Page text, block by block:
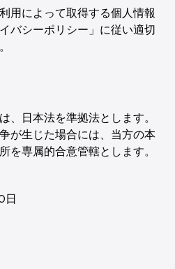
用によって取得する個人情報
バシーポリシー」に従い適切
、日本法を準拠法とします。
が生じた場合には、当方の本
を専属的合意管轄とします。
日